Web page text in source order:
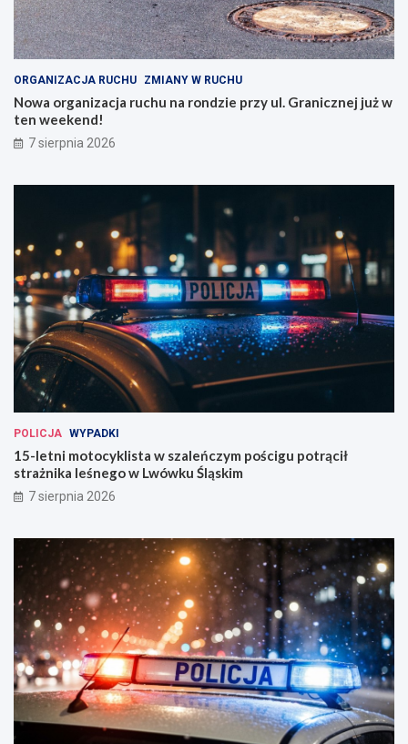
ORGANIZACJA RUCHU ZMIANY W RUCHU
Nowa organizacja ruchu na rondzie przy ul. Granicznej już w
ten weekend!
7 sierpnia 2026
POLICJA WYPADKI
15-letni motocyklista w szaleńczym pościgu potrącił
strażnika leśnego w Lwówku Śląskim
7 sierpnia 2026